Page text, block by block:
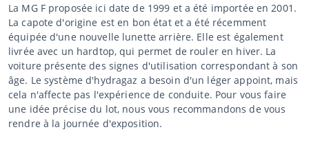
La MG F proposée ici date de 1999 et a été importée en 2001.
La capote d'origine est en bon état et a été récemment
équipée d'une nouvelle lunette arrière. Elle est également
livrée avec un hardtop, qui permet de rouler en hiver. La
voiture présente des signes d'utilisation correspondant à son
âge. Le système d'hydragaz a besoin d'un léger appoint, mais
cela n'affecte pas l'expérience de conduite. Pour vous faire
une idée précise du lot, nous vous recommandons de vous
rendre à la journée d'exposition.